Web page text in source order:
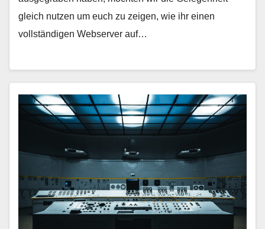
gleich nutzen um euch zu zeigen, wie ihr einen
vollständigen Webserver auf…